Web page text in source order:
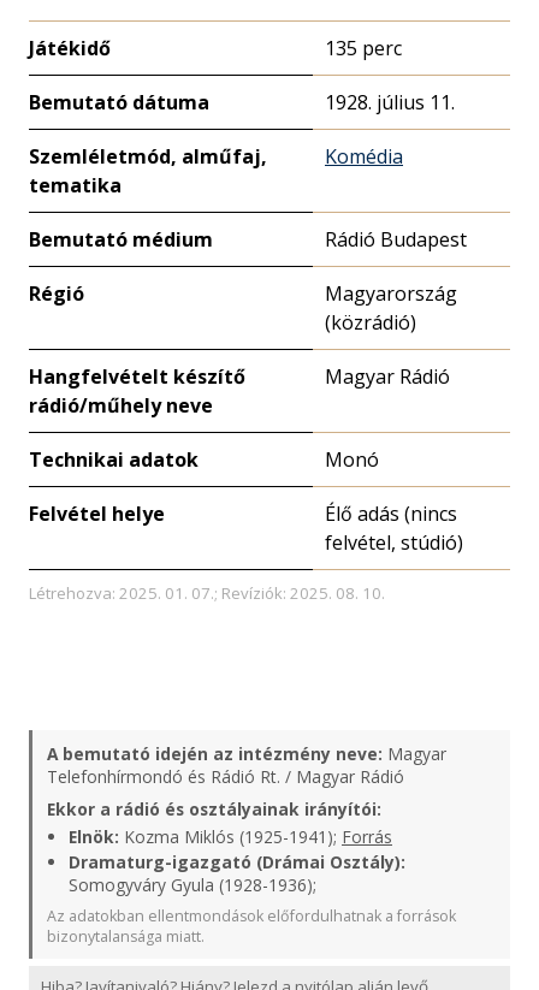
Játékidő 135 perc
Bemutató dátuma 1928. július 11.
Szemléletmód, alműfaj,
tematika
Komédia
Bemutató médium Rádió Budapest
Régió
Magyarország
(közrádió)
Hangfelvételt készítő
rádió/műhely neve
Magyar Rádió
Technikai adatok Monó
Felvétel helye
Élő adás (nincs
felvétel, stúdió)
Létrehozva: 2025. 01. 07.; Revíziók: 2025. 08. 10.
A bemutató idején az intézmény neve: Magyar
Telefonhírmondó és Rádió Rt. / Magyar Rádió
Ekkor a rádió és osztályainak irányítói:
Elnök: Kozma Miklós (1925-1941); Forrás
Dramaturg-igazgató (Drámai Osztály):
Somogyváry Gyula (1928-1936);
Az adatokban ellentmondások előfordulhatnak a források
bizonytalansága miatt.